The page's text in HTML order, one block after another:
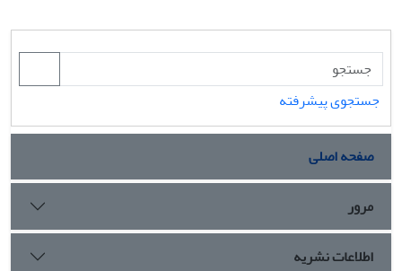
جستجوی پیشرفته
صفحه اصلی
مرور
اطلاعات نشریه